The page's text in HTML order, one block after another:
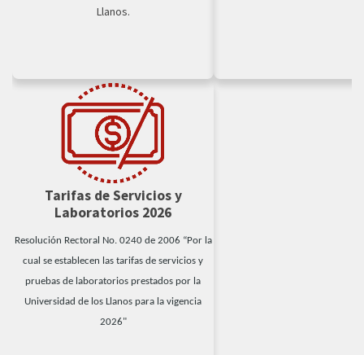
Llanos.
Tarifas de Servicios y
Laboratorios 2026
Resolución Rectoral No. 0240 de 2006 “Por la
cual se establecen las tarifas de servicios y
pruebas de laboratorios prestados por la
Universidad de los Llanos para la vigencia
2026"